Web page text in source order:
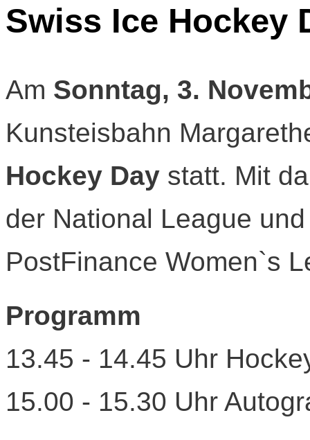
Swiss Ice Hockey
Am Sonntag, 3.
Kunsteisbahn
Hockey Day statt. Mit
der National League
PostFinance Women`s
Programm
13.45 - 14.45 Uhr
15.00 - 15.30 Uhr